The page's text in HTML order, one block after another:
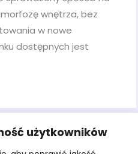
użytkowników
wnętrza, bez
w nowe
dostępnych jest